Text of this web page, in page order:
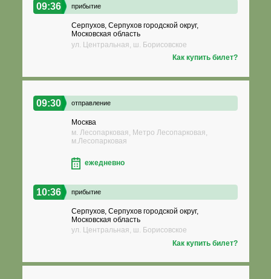
09:36 прибытие
Серпухов, Серпухов городской округ,
Московская область
ул. Центральная, ш. Борисовское
Как купить билет?
09:30 отправление
Москва
м. Лесопарковая, Метро Лесопарковая,
м.Лесопарковая
ежедневно
10:36 прибытие
Серпухов, Серпухов городской округ,
Московская область
ул. Центральная, ш. Борисовское
Как купить билет?